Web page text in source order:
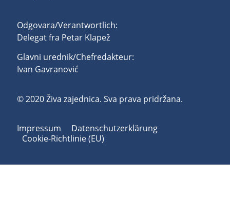
Odgovara/Verantwortlich:
Delegat fra Petar Klapež
Glavni urednik/Chefredakteur:
Ivan Gavranović
© 2020 Živa zajednica. Sva prava pridržana.
Impressum
Datenschutzerklärung
Cookie-Richtlinie (EU)